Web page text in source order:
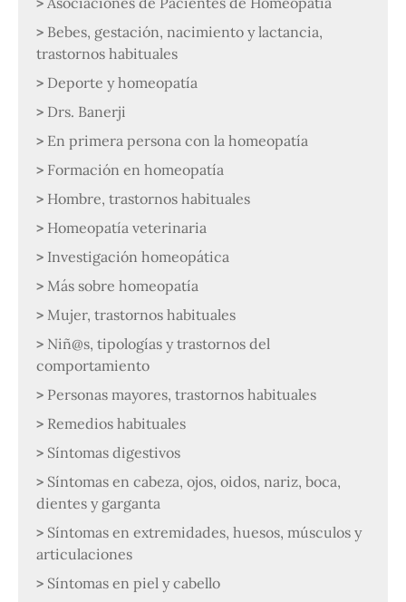
Bebes, gestación, nacimiento y lactancia,
trastornos habituales
Deporte y homeopatía
Drs. Banerji
En primera persona con la homeopatía
Formación en homeopatía
Hombre, trastornos habituales
Homeopatía veterinaria
Investigación homeopática
Más sobre homeopatía
Mujer, trastornos habituales
Niñ@s, tipologías y trastornos del
comportamiento
Personas mayores, trastornos habituales
Remedios habituales
Síntomas digestivos
Síntomas en cabeza, ojos, oidos, nariz, boca,
dientes y garganta
Síntomas en extremidades, huesos, músculos y
articulaciones
Síntomas en piel y cabello